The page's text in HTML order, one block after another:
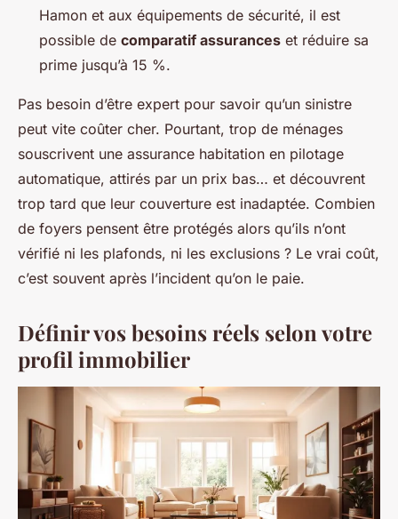
Hamon et aux équipements de sécurité, il est
possible de comparatif assurances et réduire sa
prime jusqu’à 15 %.
Pas besoin d’être expert pour savoir qu’un sinistre
peut vite coûter cher. Pourtant, trop de ménages
souscrivent une assurance habitation en pilotage
automatique, attirés par un prix bas… et découvrent
trop tard que leur couverture est inadaptée. Combien
de foyers pensent être protégés alors qu’ils n’ont
vérifié ni les plafonds, ni les exclusions ? Le vrai coût,
c’est souvent après l’incident qu’on le paie.
Définir vos besoins réels selon votre
profil immobilier